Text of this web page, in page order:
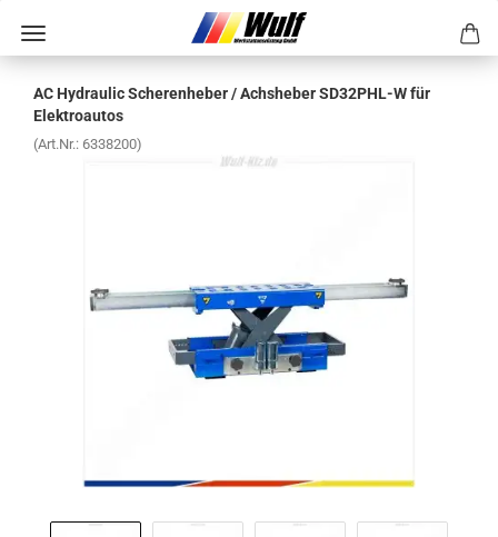
AC Hy­drau­lic Sche­ren­he­ber / Achs­he­ber SD32PHL-​W für
Elek­tro­au­tos
(Art.Nr.: 6338200)